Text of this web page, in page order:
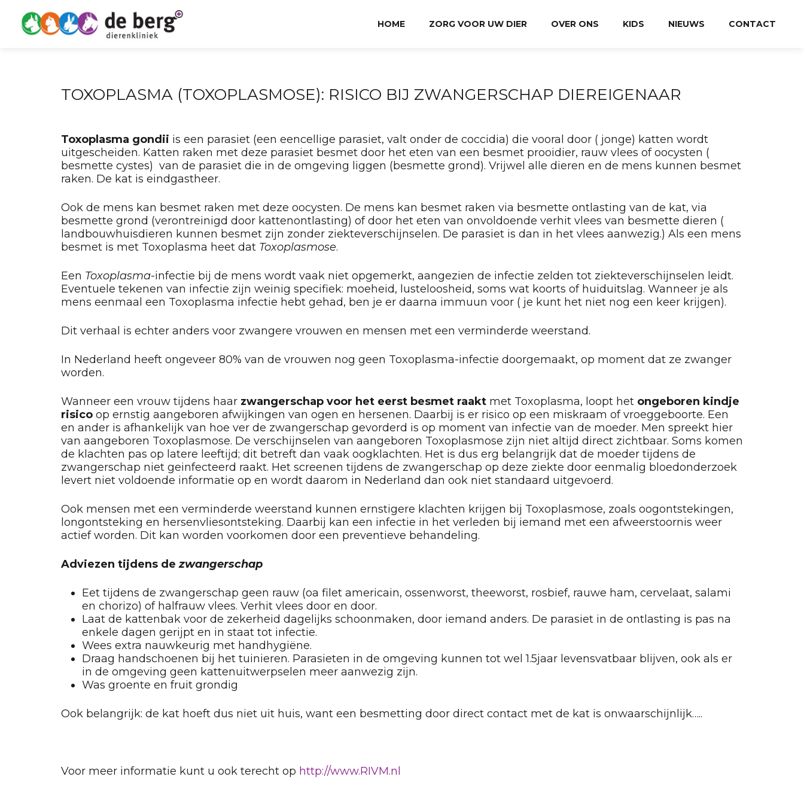
HOME ZORG VOOR UW DIER OVER ONS KIDS NIEUWS CONTACT
TOXOPLASMA (TOXOPLASMOSE): RISICO BIJ ZWANGERSCHAP DIEREIGENAAR
Toxoplasma gondii is een parasiet (een eencellige parasiet, valt onder de coccidia) die vooral door ( jonge) katten wordt
uitgescheiden. Katten raken met deze parasiet besmet door het eten van een besmet prooidier, rauw vlees of oocysten (
besmette cystes) van de parasiet die in de omgeving liggen (besmette grond). Vrijwel alle dieren en de mens kunnen besmet
raken. De kat is eindgastheer.
Ook de mens kan besmet raken met deze oocysten. De mens kan besmet raken via besmette ontlasting van de kat, via
besmette grond (verontreinigd door kattenontlasting) of door het eten van onvoldoende verhit vlees van besmette dieren (
landbouwhuisdieren kunnen besmet zijn zonder ziekteverschijnselen. De parasiet is dan in het vlees aanwezig.) Als een mens
besmet is met Toxoplasma heet dat Toxoplasmose.
Een Toxoplasma-infectie bij de mens wordt vaak niet opgemerkt, aangezien de infectie zelden tot ziekteverschijnselen leidt.
Eventuele tekenen van infectie zijn weinig specifiek: moeheid, lusteloosheid, soms wat koorts of huiduitslag. Wanneer je als
mens eenmaal een Toxoplasma infectie hebt gehad, ben je er daarna immuun voor ( je kunt het niet nog een keer krijgen).
Dit verhaal is echter anders voor zwangere vrouwen en mensen met een verminderde weerstand.
In Nederland heeft ongeveer 80% van de vrouwen nog geen Toxoplasma-infectie doorgemaakt, op moment dat ze zwanger
worden.
Wanneer een vrouw tijdens haar zwangerschap voor het eerst besmet raakt met Toxoplasma, loopt het ongeboren kindje
risico op ernstig aangeboren afwijkingen van ogen en hersenen. Daarbij is er risico op een miskraam of vroeggeboorte. Een
en ander is afhankelijk van hoe ver de zwangerschap gevorderd is op moment van infectie van de moeder. Men spreekt hier
van aangeboren Toxoplasmose. De verschijnselen van aangeboren Toxoplasmose zijn niet altijd direct zichtbaar. Soms komen
de klachten pas op latere leeftijd; dit betreft dan vaak oogklachten. Het is dus erg belangrijk dat de moeder tijdens de
zwangerschap niet geinfecteerd raakt. Het screenen tijdens de zwangerschap op deze ziekte door eenmalig bloedonderzoek
levert niet voldoende informatie op en wordt daarom in Nederland dan ook niet standaard uitgevoerd.
Ook mensen met een verminderde weerstand kunnen ernstigere klachten krijgen bij Toxoplasmose, zoals oogontstekingen,
longontsteking en hersenvliesontsteking. Daarbij kan een infectie in het verleden bij iemand met een afweerstoornis weer
actief worden. Dit kan worden voorkomen door een preventieve behandeling.
Adviezen tijdens dezwangerschap
Eet tijdens de zwangerschap geen rauw (oa filet americain, ossenworst, theeworst, rosbief, rauwe ham, cervelaat, salami
en chorizo) of halfrauw vlees. Verhit vlees door en door.
Laat de kattenbak voor de zekerheid dagelijks schoonmaken, door iemand anders. De parasiet in de ontlasting is pas na
enkele dagen gerijpt en in staat tot infectie.
Wees extra nauwkeurig met handhygiëne.
Draag handschoenen bij het tuinieren. Parasieten in de omgeving kunnen tot wel 1.5jaar levensvatbaar blijven, ook als er
in de omgeving geen kattenuitwerpselen meer aanwezig zijn.
Was groente en fruit grondig
Ook belangrijk: de kat hoeft dus niet uit huis, want een besmetting door direct contact met de kat is onwaarschijnlijk…..
Voor meer informatie kunt u ook terecht op http://www.RIVM.nl